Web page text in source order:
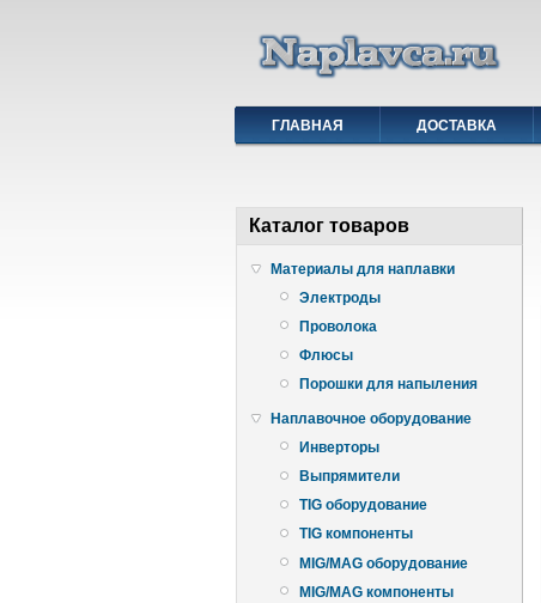
ГЛАВНАЯ ДОСТАВКА
Каталог товаров
Материалы для наплавки
Электроды
Проволока
Флюсы
Порошки для напыления
Наплавочное оборудование
Инверторы
Выпрямители
TIG оборудование
TIG компоненты
MIG/MAG оборудование
MIG/MAG компоненты